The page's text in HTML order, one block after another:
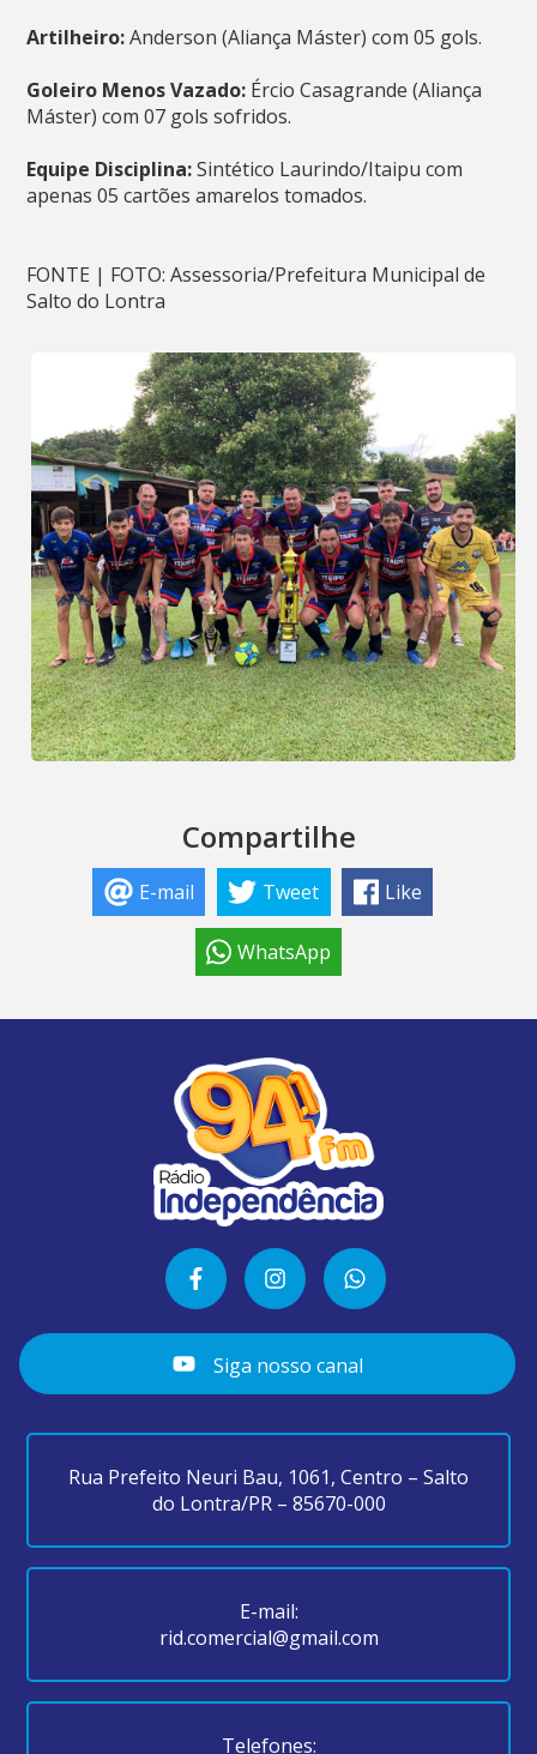
Artilheiro:Anderson (Aliança Máster) com 05 gols.
Goleiro Menos Vazado: Ércio Casagrande (Aliança
Máster) com 07 gols sofridos.
Equipe Disciplina:Sintético Laurindo/Itaipu com
apenas 05 cartões amarelos tomados.
FONTE | FOTO: Assessoria/Prefeitura Municipal de
Salto do Lontra
Compartilhe
E-mail Tweet Like
WhatsApp
Siga nosso canal
Rua Prefeito Neuri Bau, 1061, Centro – Salto
do Lontra/PR – 85670-000
E-mail:
rid.comercial@gmail.com
Telefones: